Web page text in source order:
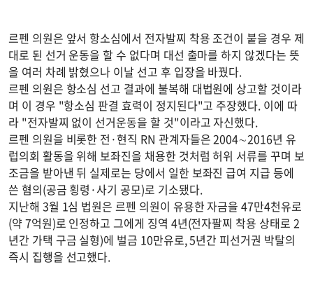
르펜 의원은 앞서 항소심에서 전자발찌 착용 조건이 붙을 경우 제
대로 된 선거 운동을 할 수 없다며 대선 출마를 하지 않겠다는 뜻
을 여러 차례 밝혔으나 이날 선고 후 입장을 바꿨다.
르펜 의원은 항소심 선고 결과에 불복해 대법원에 상고할 것이라
며 이 경우 "항소심 판결 효력이 정지된다"고 주장했다. 이에 따
라 "전자발찌 없이 선거운동을 할 것"이라고 자신했다.
르펜 의원을 비롯한 전·현직 RN 관계자들은 2004∼2016년 유
럽의회 활동을 위해 보좌진을 채용한 것처럼 허위 서류를 꾸며 보
조금을 받아낸 뒤 실제로는 당에서 일한 보좌진 급여 지급 등에
쓴 혐의(공금 횡령·사기 공모)로 기소됐다.
지난해 3월 1심 법원은 르펜 의원이 유용한 자금을 47만4천유로
(약 7억원)로 인정하고 그에게 징역 4년(전자팔찌 착용 상태로 2
년간 가택 구금 실형)에 벌금 10만유로, 5년간 피선거권 박탈의
즉시 집행을 선고했다.